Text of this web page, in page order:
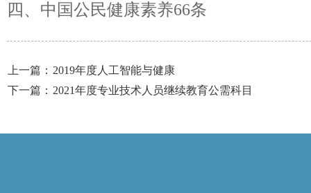
四、中国公民健康素养66条
上一篇： 2019年度人工智能与健康
下一篇： 2021年度专业技术人员继续教育公需科目